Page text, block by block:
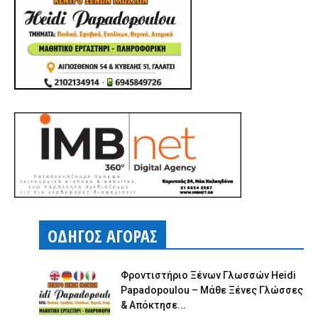
ΟΔΗΓΟΣ ΑΓΟΡΑΣ
Φροντιστήριο Ξένων Γλωσσών Heidi
Papadopoulou – Μάθε Ξένες Γλώσσες
& Απόκτησε...